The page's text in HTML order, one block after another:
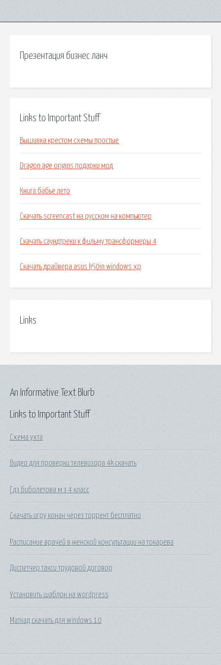
Презентация бизнес ланч
Links to Important Stuff
Вышивка крестом схемы простые
Dragon age origins подарки мод
Книга бабье лето
Скачать screencast на русском на компьютер
Скачать саундтреки к фильму трансформеры 4
Скачать драйвера asus k50in windows xp
Links
Links to Important Stuff
Схема ухта
Видео для проверки телевизора 4k скачать
Гдз биболетова м з 4 класс
Скачать игру конан через торрент бесплатно
Расписание врачей в женской консультации на токарева
Диспетчер такси трудовой договор
Установить шаблон на wordpress
Маткад скачать для windows 10
An Informative Text Blurb